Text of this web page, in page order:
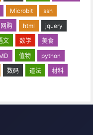
Microbit
ssh
网购 html
jquery
文 数学
美食
值物
python
数码 道法
材料